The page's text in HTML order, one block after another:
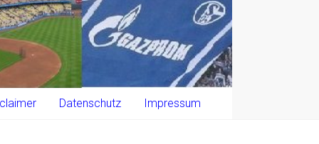
Datenschutz Impressum